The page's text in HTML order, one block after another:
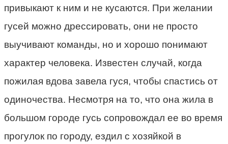
привыкают к ним и не кусаются. При желании
гусей можно дрессировать, они не просто
выучивают команды, но и хорошо понимают
характер человека. Известен случай, когда
пожилая вдова завела гуся, чтобы спастись от
одиночества. Несмотря на то, что она жила в
большом городе гусь сопровождал ее во время
прогулок по городу, ездил с хозяйкой в